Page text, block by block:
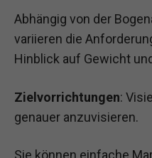
Abhängig von der
variieren die
Hinblick auf Gewicht
Zielvorrichtungen:
genauer anzuvisieren.
Sie können einfache